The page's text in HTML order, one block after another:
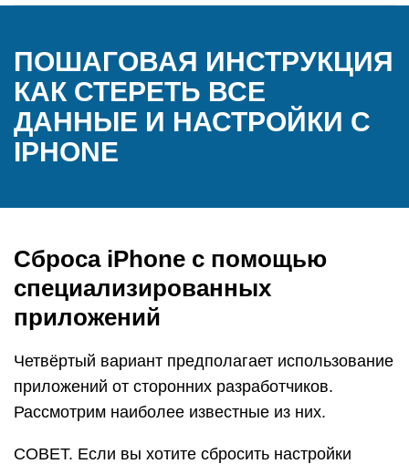
ПОШАГОВАЯ ИНСТРУКЦИЯ
КАК СТЕРЕТЬ ВСЕ
ДАННЫЕ И НАСТРОЙКИ С
IPHONE
Сброса iPhone с помощью
специализированных
приложений
Четвёртый вариант предполагает использование
приложений от сторонних разработчиков.
Рассмотрим наиболее известные из них.
СОВЕТ. Если вы хотите сбросить настройки